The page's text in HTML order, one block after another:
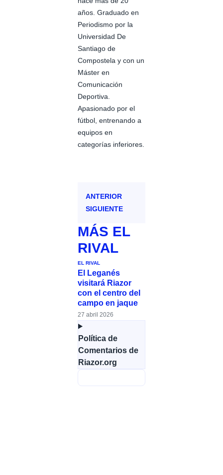
años. Graduado en
Periodismo por la
Universidad De
Santiago de
Compostela y con un
Máster en
Comunicación
Deportiva.
Apasionado por el
fútbol, entrenando a
equipos en
categorías inferiores.
ANTERIOR
SIGUIENTE
MÁS EL
RIVAL
EL RIVAL
El Leganés
visitará Riazor
con el centro del
campo en jaque
27 abril 2026
Política de
Comentarios de
Riazor.org